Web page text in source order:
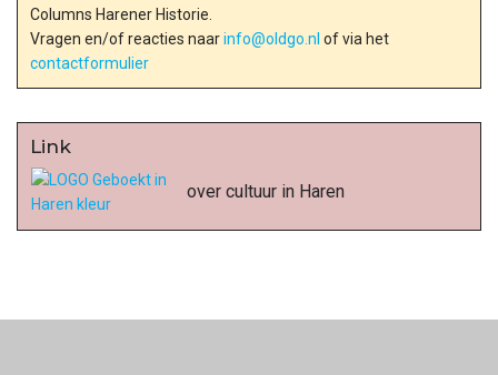
Columns Harener Historie.
Vragen en/of reacties naarinfo@oldgo.nl of via het
contactformulier
Link
over cultuur in Haren